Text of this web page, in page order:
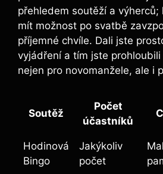
přehledem soutěží a
mít ‌možnost po svatbě
příjemné chvíle.​ Dali jste
vyjádření a tím jste
nejen ​pro novomanžele, ale ‌i
Soutěž
Počet
účastníků
Hodinová
Bingo
Jakýkoliv
počet